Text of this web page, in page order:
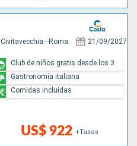
Civitavecchia - Roma 21/09/2027
US$ 922 +Tasas
Club de niños gratis desde los 3
Gastronomía italiana
Comidas incluidas